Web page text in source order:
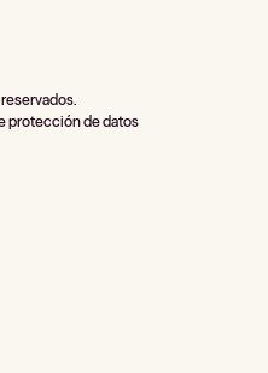
protección de datos